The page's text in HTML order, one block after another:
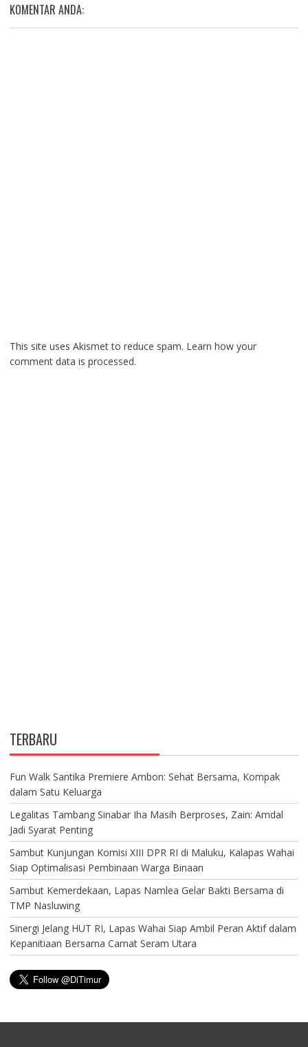
KOMENTAR ANDA:
This site uses Akismet to reduce spam. Learn how your
comment data is processed.
TERBARU
Fun Walk Santika Premiere Ambon: Sehat Bersama, Kompak
dalam Satu Keluarga
Legalitas Tambang Sinabar Iha Masih Berproses, Zain: Amdal
Jadi Syarat Penting
Sambut Kunjungan Komisi XIII DPR RI di Maluku, Kalapas Wahai
Siap Optimalisasi Pembinaan Warga Binaan
Sambut Kemerdekaan, Lapas Namlea Gelar Bakti Bersama di
TMP Nasluwing
Sinergi Jelang HUT RI, Lapas Wahai Siap Ambil Peran Aktif dalam
Kepanitiaan Bersama Camat Seram Utara